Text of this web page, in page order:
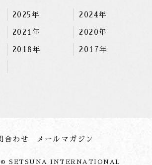
2025年 2024年
2021年 2020年
2018年 2017年
合わせ メールマガジン
SETSUNA INTERNATIONAL